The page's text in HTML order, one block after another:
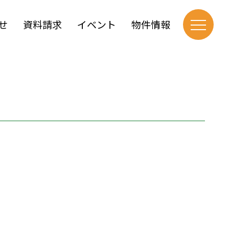
資料請求 イベント 物件情報